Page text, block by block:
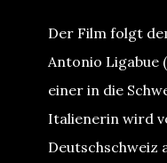
Der Film folgt
Antonio Ligabue
einer in die
Italienerin wird
Deutschschweiz